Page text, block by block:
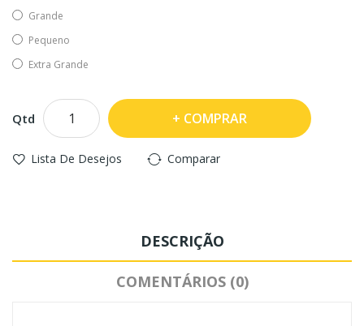
Grande
Pequeno
Extra Grande
Qtd COMPRAR
Lista De Desejos Comparar
DESCRIÇÃO
COMENTÁRIOS (0)